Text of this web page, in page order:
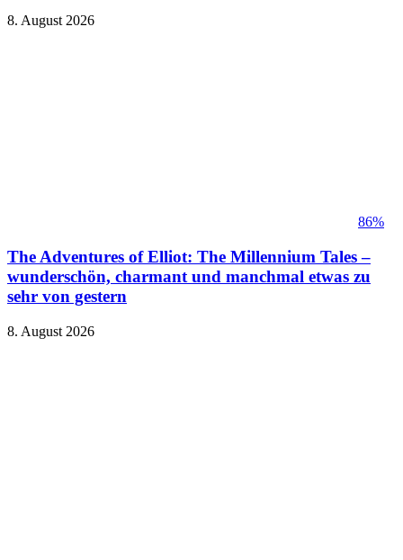
8. August 2026
86%
The Adventures of Elliot: The Millennium Tales –
wunderschön, charmant und manchmal etwas zu
sehr von gestern
8. August 2026